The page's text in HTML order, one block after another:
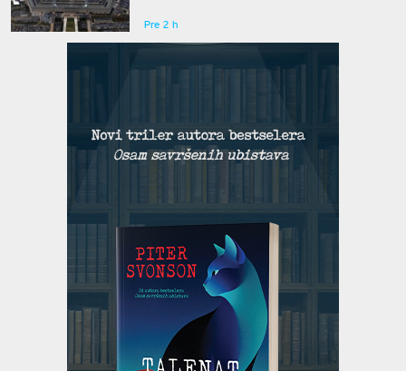
Pre 2 h